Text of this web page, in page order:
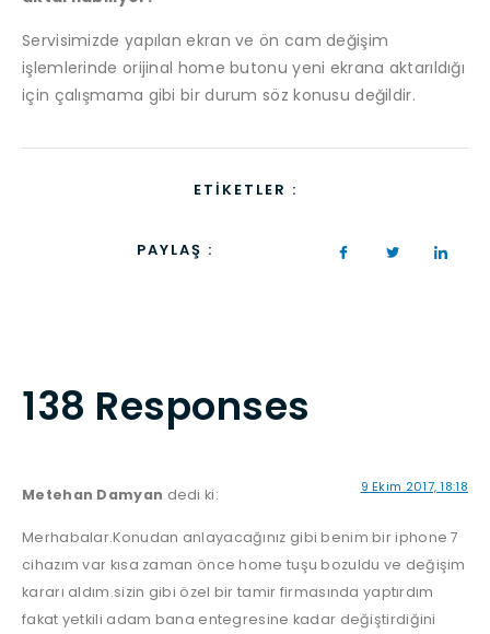
Servisimizde yapılan ekran ve ön cam değişim
işlemlerinde orijinal home butonu yeni ekrana aktarıldığı
için çalışmama gibi bir durum söz konusu değildir.
ETIKETLER :
PAYLAŞ :
138 Responses
Metehan Damyan dedi ki: 9 Ekim 2017, 18:18
Merhabalar.Konudan anlayacağınız gibi benim bir iphone 7
cihazım var kısa zaman önce home tuşu bozuldu ve değişim
kararı aldım.sizin gibi özel bir tamir firmasında yaptırdım
fakat yetkili adam bana entegresine kadar değiştirdiğini